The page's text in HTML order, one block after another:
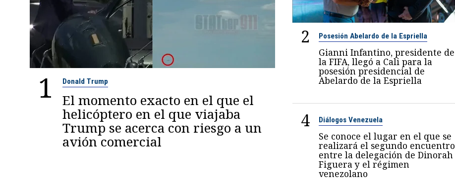
1 Donald Trump
El momento exacto en el que el
helicóptero en el que viajaba
Trump se acerca con riesgo a un
avión comercial
2 Posesión Abelardo de la Espriella
Gianni Infantino, presidente de
la FIFA, llegó a Cali para la
posesión presidencial de
Abelardo de la Espriella
4 Diálogos Venezuela
Se conoce el lugar en el que se
realizará el segundo encuentro
entre la delegación de Dinorah
Figuera y el régimen
venezolano